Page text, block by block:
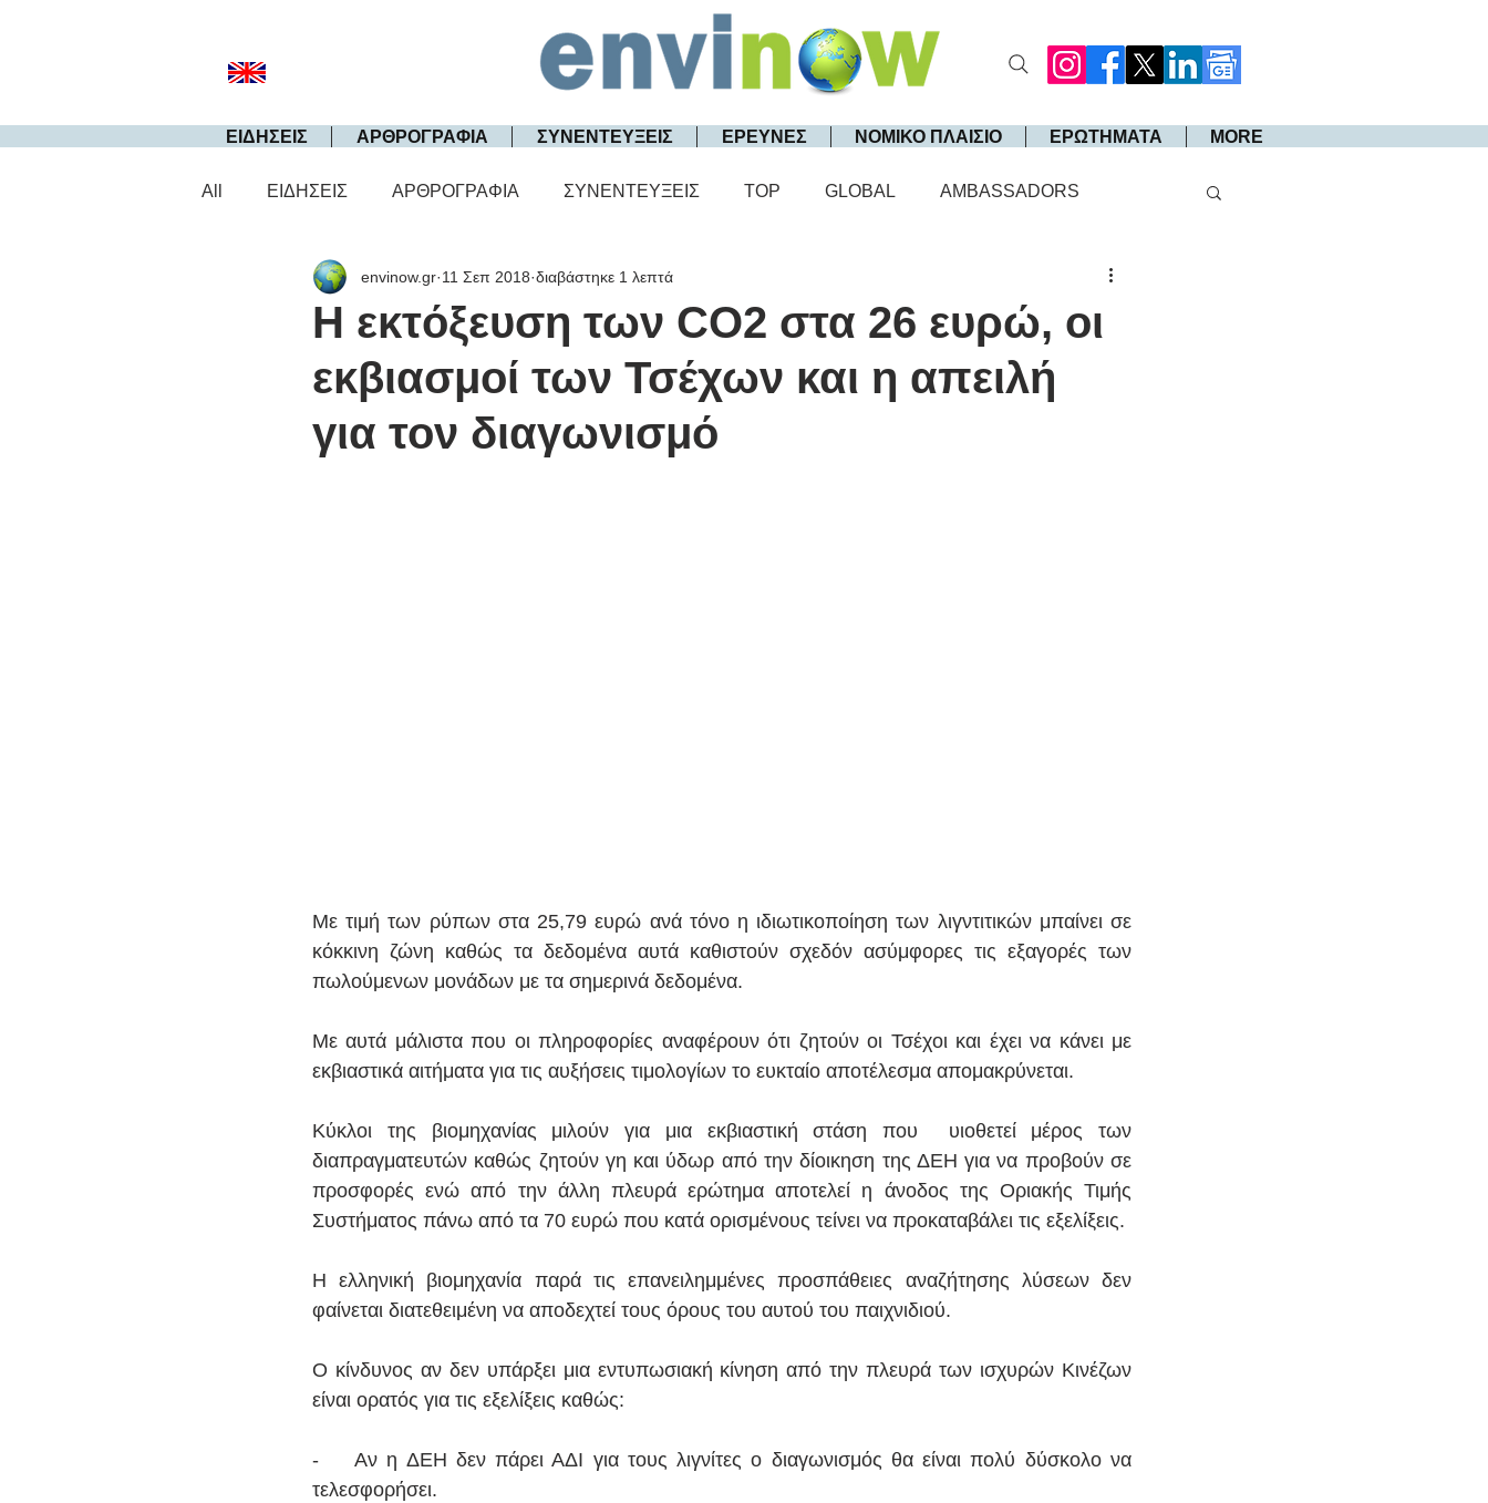
ΕΙΔΗΣΕΙΣ ΑΡΘΡΟΓΡΑΦΙΑ ΣΥΝΕΝΤΕΥΞΕΙΣ ΕΡΕΥΝΕΣ ΝΟΜΙΚΟ ΠΛΑΙΣΙΟ ΕΡΩΤΗΜΑΤΑ MORE
All ΕΙΔΗΣΕΙΣ ΑΡΘΡΟΓΡΑΦΙΑ ΣΥΝΕΝΤΕΥΞΕΙΣ TOP GLOBAL AMBASSADORS
H εκτόξευση των CO2 στα 26 ευρώ, οι
εκβιασμοί των Τσέχων και η απειλή
για τον διαγωνισμό
envinow.gr 11 Σεπ 2018 διαβάστηκε 1 λεπτά
Με τιμή των ρύπων στα 25,79 ευρώ ανά τόνο η ιδιωτικοποίηση των λιγντιτικών μπαίνει σε
κόκκινη ζώνη καθώς τα δεδομένα αυτά καθιστούν σχεδόν ασύμφορες τις εξαγορές των
πωλούμενων μονάδων με τα σημερινά δεδομένα.
Με αυτά μάλιστα που οι πληροφορίες αναφέρουν ότι ζητούν οι Τσέχοι και έχει να κάνει με
εκβιαστικά αιτήματα για τις αυξήσεις τιμολογίων το ευκταίο αποτέλεσμα απομακρύνεται.
Κύκλοι της βιομηχανίας μιλούν για μια εκβιαστική στάση που  υιοθετεί μέρος των
διαπραγματευτών καθώς ζητούν γη και ύδωρ από την δίοικηση της ΔΕΗ για να προβούν σε
προσφορές ενώ από την άλλη πλευρά ερώτημα αποτελεί η άνοδος της Οριακής Τιμής
Συστήματος πάνω από τα 70 ευρώ που κατά ορισμένους τείνει να προκαταβάλει τις εξελίξεις.
Η ελληνική βιομηχανία παρά τις επανειλημμένες προσπάθειες αναζήτησης λύσεων δεν
φαίνεται διατεθειμένη να αποδεχτεί τους όρους του αυτού του παιχνιδιού.
Ο κίνδυνος αν δεν υπάρξει μια εντυπωσιακή κίνηση από την πλευρά των ισχυρών Κινέζων
είναι ορατός για τις εξελίξεις καθώς:
-    Αν η ΔΕΗ δεν πάρει ΑΔΙ για τους λιγνίτες ο διαγωνισμός θα είναι πολύ δύσκολο να
τελεσφορήσει.